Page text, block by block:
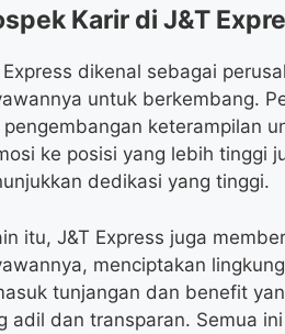
Karir di J&T
Express dikenal sebagai
untuk berkembang.
pengembangan keterampilan
ke posisi yang lebih tinggi
dedikasi yang tinggi.
itu, J&T Express juga
menciptakan
tunjangan dan benefit
adil dan transparan. Semua